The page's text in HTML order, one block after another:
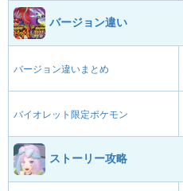
バージョン違い
バージョン違いまとめ
バイオレット限定ポケモン
ストーリー攻略